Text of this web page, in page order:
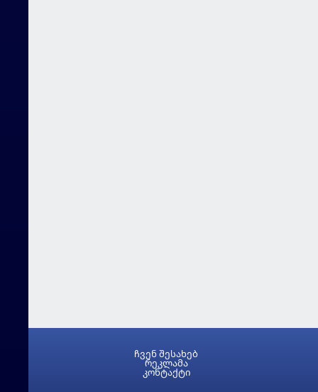
ჩვენ შესახებ
რეკლამა
კონტაქტი